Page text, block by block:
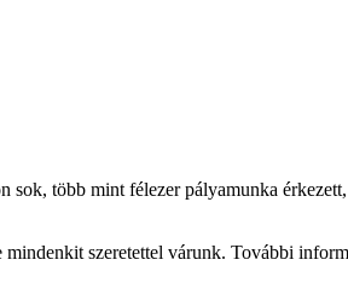
több mint félezer pályamunka
mindenkit szeretettel várunk. További